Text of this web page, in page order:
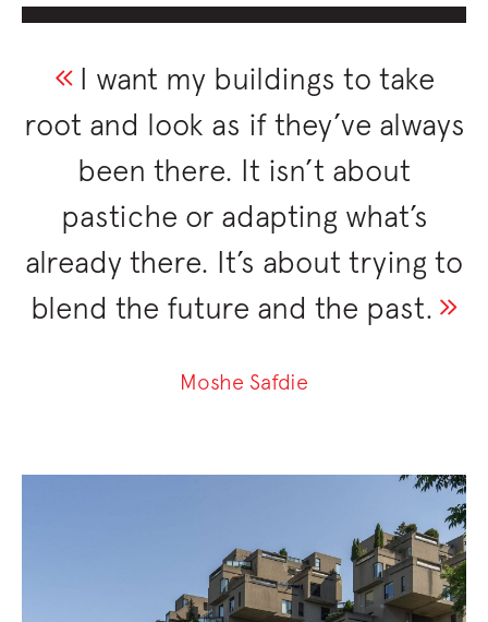
I want my buildings to take
root and look as if they’ve always
been there. It isn’t about
pastiche or adapting what’s
already there. It’s about trying to
blend the future and the past.
Moshe Safdie